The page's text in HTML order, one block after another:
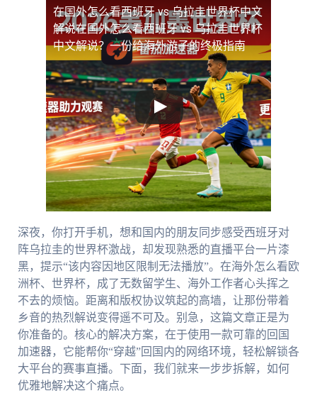
在国外怎么看西班牙 vs 乌拉圭世界杯中文
解说在国外怎么看西班牙 vs 乌拉圭世界杯
中文解说？一份给海外游子的终极指南
深夜，你打开手机，想和国内的朋友同步感受西班牙对
阵乌拉圭的世界杯激战，却发现熟悉的直播平台一片漆
黑，提示“该内容因地区限制无法播放”。在海外怎么看欧
洲杯、世界杯，成了无数留学生、海外工作者心头挥之
不去的烦恼。距离和版权协议筑起的高墙，让那份带着
乡音的热烈解说变得遥不可及。别急，这篇文章正是为
你准备的。核心的解决方案，在于使用一款可靠的回国
加速器，它能帮你“穿越”回国内的网络环境，轻松解锁各
大平台的赛事直播。下面，我们就来一步步拆解，如何
优雅地解决这个痛点。